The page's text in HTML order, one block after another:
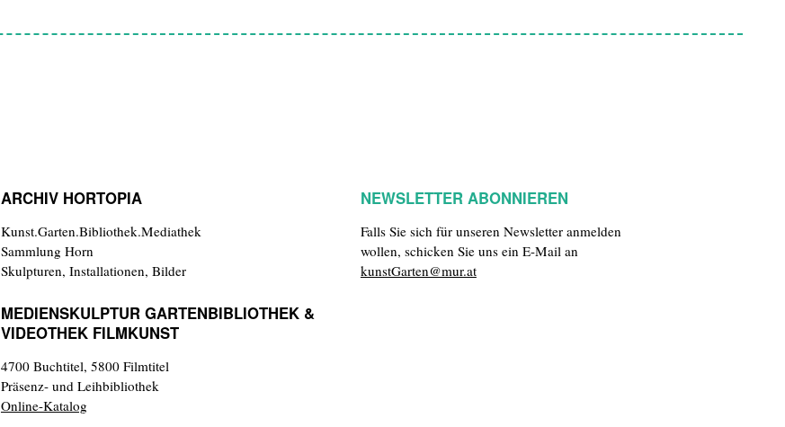
ARCHIV HORTOPIA
Kunst.Garten.Bibliothek.Mediathek
Sammlung Horn
Skulpturen, Installationen, Bilder
MEDIENSKULPTUR GARTENBIBLIOTHEK &
VIDEOTHEK FILMKUNST
4700 Buchtitel, 5800 Filmtitel
Präsenz- und Leihbibliothek
Online-Katalog
NEWSLETTER ABONNIEREN
Falls Sie sich für unseren Newsletter anmelden
wollen, schicken Sie uns ein E-Mail an
kunstGarten@mur.at